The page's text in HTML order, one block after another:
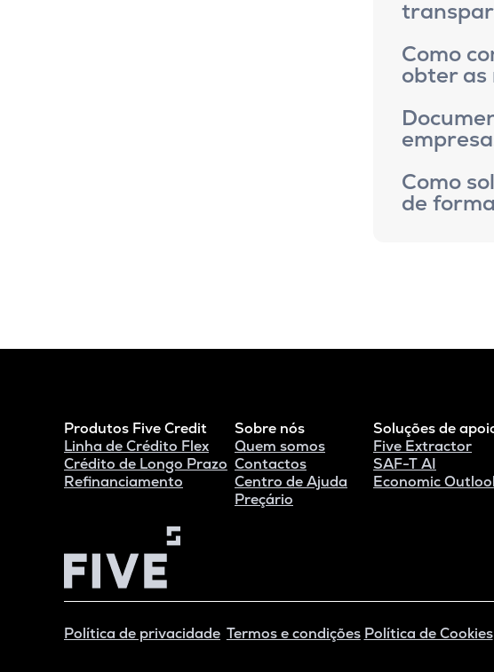
Como
obter as
Como
de
Produtos Five Credit
Linha de Crédito Flex
Crédito de Longo Prazo
Refinanciamento
Sobre nós
Quem somos
Contactos
Centro de Ajuda
Preçário
Soluções de
Five Extractor
SAF-T AI
Economic
Política de privacidade Termos e condições Política de Cookies